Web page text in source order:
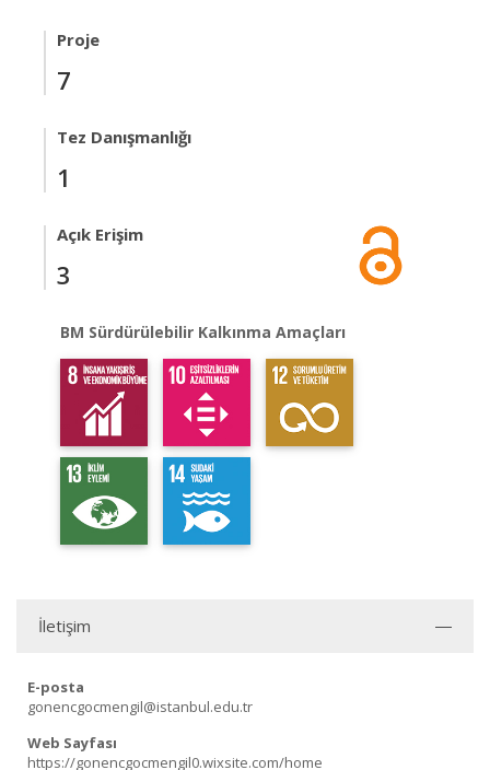
Proje
7
Tez Danışmanlığı
1
Açık Erişim
3
BM Sürdürülebilir Kalkınma Amaçları
İletişim
E-posta
gonencgocmengil@istanbul.edu.tr
Web Sayfası
https://gonencgocmengil0.wixsite.com/home